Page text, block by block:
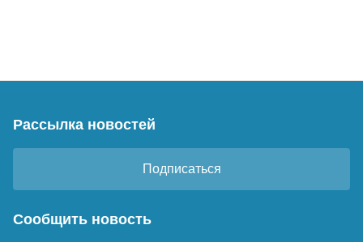
Рассылка новостей
Подписаться
Сообщить новость